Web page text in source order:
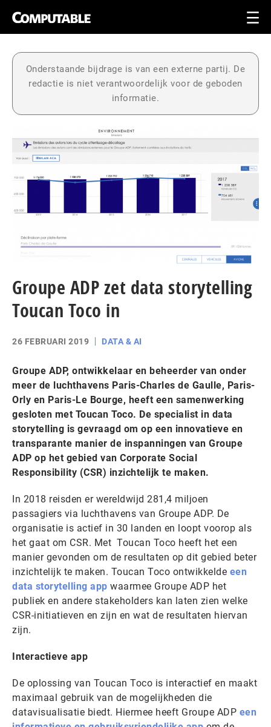
Onderstaande bijdrage is van een externe partij. De
redactie is niet verantwoordelijk voor de geboden
informatie.
Groupe ADP zet data storytelling
Toucan Toco in
26 FEBRUARI 2019 DATA & AI
Groupe ADP, ontwikkelaar en beheerder van onder
meer de luchthavens Paris-Charles de Gaulle, Paris-
Orly en Paris-Le Bourge, heeft een samenwerking
gesloten met Toucan Toco. De specialist in data
storytelling is gevraagd om op een innovatieve en
transparante manier de inspanningen van Groupe
ADP op het gebied van Corporate Social
Responsibility (CSR) inzichtelijk te maken.
In 2018 reisden er wereldwijd 281,4 miljoen
passagiers via luchthavens van Groupe ADP. De
organisatie is actief in 30 landen en loopt voorop als
het gaat om CSR. Met Toucan Toco heeft het een
manier gevonden om de resultaten op dit gebied beter
inzichtelijk te maken. Toucan Toco ontwikkelde een
data storytelling app waarmee Groupe ADP het
publiek en andere stakeholders kan laten zien welke
CSR-initiatieven en zijn en wat de resultaten hiervan
zijn.
Interactieve app
De oplossing van Toucan Toco is interactief en maakt
maximaal gebruik van de mogelijkheden die
datavisualisatie biedt. Hiermee heeft Groupe ADP een